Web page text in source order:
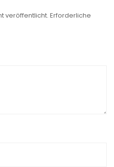
veröffentlicht. Erforderliche